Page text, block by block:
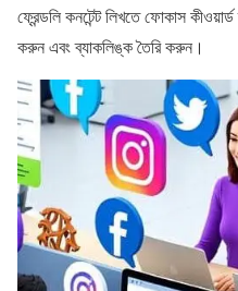
ফ্রেন্ডলি কনটেন্ট লিখতে ফোকাস
করুন এবং ব্যাকলিঙ্ক তৈরি করুন।